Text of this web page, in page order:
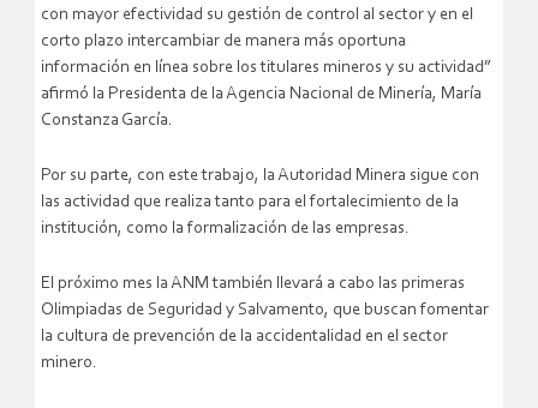
con mayor efectividad su gestión de control al sector y en el
corto plazo intercambiar de manera más oportuna
información en línea sobre los titulares mineros y su actividad”
afirmó la Presidenta de la Agencia Nacional de Minería, María
Constanza García.
Por su parte, con este trabajo, la Autoridad Minera sigue con
las actividad que realiza tanto para el fortalecimiento de la
institución, como la formalización de las empresas.
El próximo mes la ANM también llevará a cabo las primeras
Olimpiadas de Seguridad y Salvamento, que buscan fomentar
la cultura de prevención de la accidentalidad en el sector
minero.